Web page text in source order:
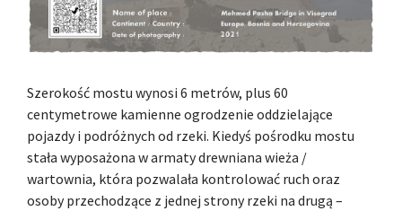
Szerokość mostu wynosi 6 metrów, plus 60
centymetrowe kamienne ogrodzenie oddzielające
pojazdy i podróżnych od rzeki. Kiedyś pośrodku mostu
stała wyposażona w armaty drewniana wieża /
wartownia, która pozwalała kontrolować ruch oraz
osoby przechodzące z jednej strony rzeki na drugą –